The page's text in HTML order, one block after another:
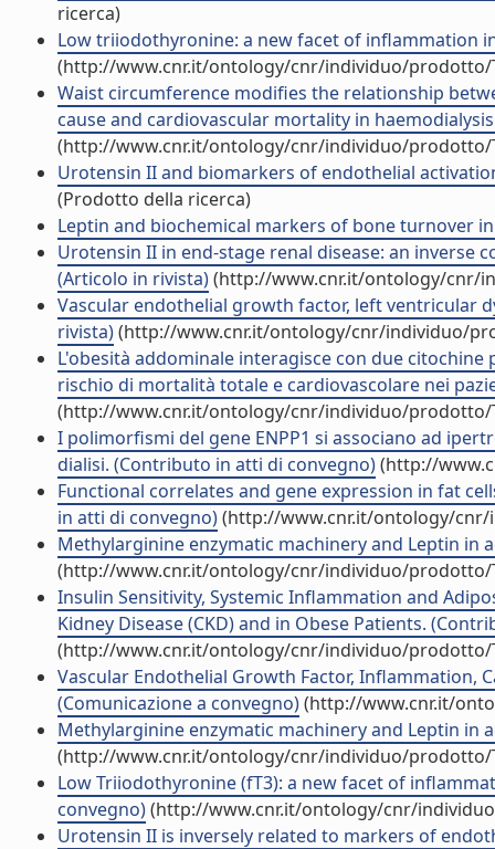
ricerca)
Low triiodothyronine: a new facet of inflammation
(http://www.cnr.it/ontology/cnr/individuo/prodotto/
Waist circumference modifies the relationship
cause and cardiovascular mortality in
(http://www.cnr.it/ontology/cnr/individuo/prodotto/
Urotensin II and biomarkers of endothelial
(Prodotto della ricerca)
Leptin and biochemical markers of bone turnover
Urotensin II in end-stage renal disease: an
(Articolo in rivista)(http://www.cnr.it/ontology/cnr/
Vascular endothelial growth factor, left ventricular
rivista)(http://www.cnr.it/ontology/cnr/individuo/
L'obesità addominale interagisce con due
rischio di mortalità totale e cardiovascolare nei
(http://www.cnr.it/ontology/cnr/individuo/prodotto/
I polimorfismi del gene ENPP1 si associano ad
dialisi. (Contributo in atti di convegno)(http://
Functional correlates and gene expression in fat
in atti di convegno)(http://www.cnr.it/ontology/
Methylarginine enzymatic machinery and Leptin in
(http://www.cnr.it/ontology/cnr/individuo/prodotto/
Insulin Sensitivity, Systemic Inflammation and
Kidney Disease (CKD) and in Obese Patients.
(http://www.cnr.it/ontology/cnr/individuo/prodotto/
Vascular Endothelial Growth Factor, Inflammation,
(Comunicazione a convegno)(http://www.cnr.it/
Methylarginine enzymatic machinery and Leptin in
(http://www.cnr.it/ontology/cnr/individuo/prodotto/
Low Triiodothyronine (fT3): a new facet of
convegno)(http://www.cnr.it/ontology/cnr/
Urotensin II is inversely related to markers of